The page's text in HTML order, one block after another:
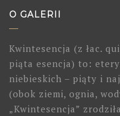
O GALERII
Kwintesencja (z łac.
piąta esencja) to:
niebieskich – piąty i
(obok ziemi, ognia,
„Kwintesencja”